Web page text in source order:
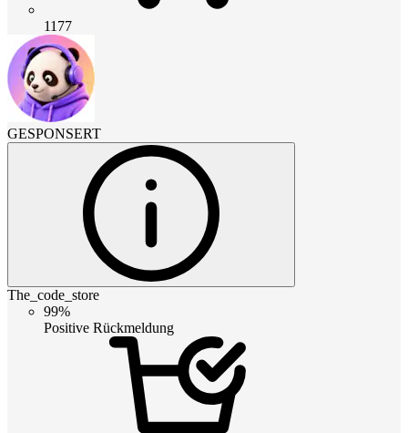
1177
GESPONSERT
The_code_store
99%
Positive Rückmeldung